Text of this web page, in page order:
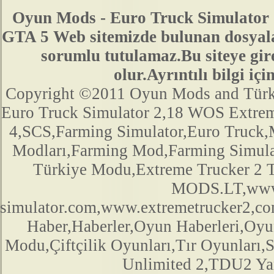
Oyun Mods - Euro Truck
GTA 5 Web sitemizde bulunan
sorumlu tutulamaz.Bu siteye
olur.Ayrıntılı bilgi
Copyright ©2011 Oyun Mods and
Euro Truck Simulator 2,18 WOS
4,SCS,Farming Simulator,Euro
Modları,Farming Mod,Farming
Türkiye Modu,Extreme Trucker 2
Haber,Haberler,Oyun
Modu,Çiftçilik Oyunları,Tır
Unlimited 2,TDU2